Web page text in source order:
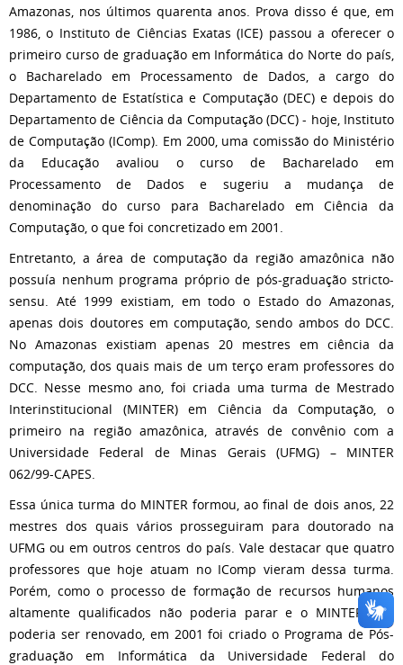
Amazonas, nos últimos quarenta anos. Prova disso é que, em
1986, o Instituto de Ciências Exatas (ICE) passou a oferecer o
primeiro curso de graduação em Informática do Norte do país,
o Bacharelado em Processamento de Dados, a cargo do
Departamento de Estatística e Computação (DEC) e depois do
Departamento de Ciência da Computação (DCC) - hoje, Instituto
de Computação (IComp). Em 2000, uma comissão do Ministério
da Educação avaliou o curso de Bacharelado em
Processamento de Dados e sugeriu a mudança de
denominação do curso para Bacharelado em Ciência da
Computação, o que foi concretizado em 2001.
Entretanto, a área de computação da região amazônica não
possuía nenhum programa próprio de pós-graduação stricto-
sensu. Até 1999 existiam, em todo o Estado do Amazonas,
apenas dois doutores em computação, sendo ambos do DCC.
No Amazonas existiam apenas 20 mestres em ciência da
computação, dos quais mais de um terço eram professores do
DCC. Nesse mesmo ano, foi criada uma turma de Mestrado
Interinstitucional (MINTER) em Ciência da Computação, o
primeiro na região amazônica, através de convênio com a
Universidade Federal de Minas Gerais (UFMG) – MINTER
062/99-CAPES.
Essa única turma do MINTER formou, ao final de dois anos, 22
mestres dos quais vários prosseguiram para doutorado na
UFMG ou em outros centros do país. Vale destacar que quatro
professores que hoje atuam no IComp vieram dessa turma.
Porém, como o processo de formação de recursos humanos
altamente qualificados não poderia parar e o MINTER não
poderia ser renovado, em 2001 foi criado o Programa de Pós-
graduação em Informática da Universidade Federal do